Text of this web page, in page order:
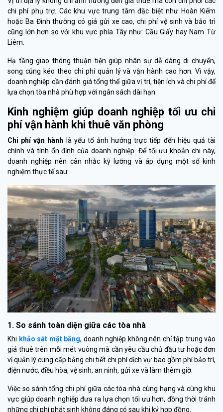
chi phí phụ trợ. Các khu vực trung tâm đặc biệt như Hoàn Kiếm
hoặc Ba Đình thường có giá gửi xe cao, chi phí vệ sinh và bảo trì
cũng lớn hơn so với khu vực phía Tây như: Cầu Giấy hay Nam Từ
Liêm.
Hạ tầng giao thông thuận tiện giúp nhân sự dễ dàng di chuyển,
song cũng kéo theo chi phí quản lý và vận hành cao hơn. Vì vậy,
doanh nghiệp cần đánh giá tổng thể giữa vị trí, tiện ích và chi phí để
lựa chọn tòa nhà phù hợp với ngân sách dài hạn.
Kinh nghiệm giúp doanh nghiệp tối ưu chi
phí vận hành khi thuê văn phòng
Chi phí vận hành là yếu tố ảnh hưởng trực tiếp đến hiệu quả tài
chính và tính ổn định của doanh nghiệp. Để tối ưu khoản chi này,
doanh nghiệp nên cân nhắc kỹ lưỡng và áp dụng một số kinh
nghiệm thực tế sau:
1. So sánh toàn diện giữa các tòa nhà
Khi khảo sát mặt bằng, doanh nghiệp không nên chỉ tập trung vào
giá thuê trên mỗi mét vuông mà cần yêu cầu chủ đầu tư hoặc đơn
vị quản lý cung cấp bảng chi tiết chi phí dịch vụ: bao gồm phí bảo trì,
điện nước, điều hòa, vệ sinh, an ninh, gửi xe và làm thêm giờ.
Việc so sánh tổng chi phí giữa các tòa nhà cùng hạng và cùng khu
vực giúp doanh nghiệp đưa ra lựa chọn tối ưu hơn, đồng thời tránh
những chi phí phát sinh không đáng có sau khi ký hợp đồng.